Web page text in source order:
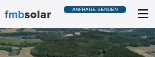
ANFRAGE SENDEN